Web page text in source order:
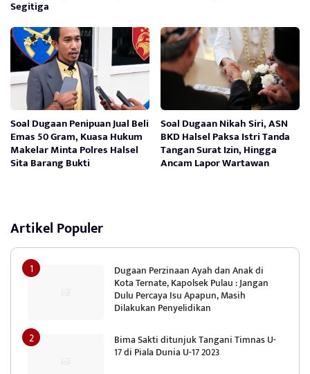
Segitiga
Soal Dugaan Penipuan Jual Beli
Emas 50 Gram, Kuasa Hukum
Makelar Minta Polres Halsel
Sita Barang Bukti
Soal Dugaan Nikah Siri, ASN
BKD Halsel Paksa Istri Tanda
Tangan Surat Izin, Hingga
Ancam Lapor Wartawan
Artikel Populer
Dugaan Perzinaan Ayah dan Anak di
Kota Ternate, Kapolsek Pulau : Jangan
Dulu Percaya Isu Apapun, Masih
Dilakukan Penyelidikan
Bima Sakti ditunjuk Tangani Timnas U-
17 di Piala Dunia U-17 2023